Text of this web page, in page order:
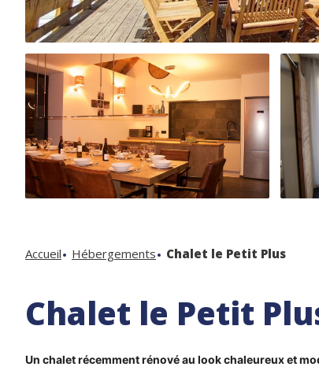
Accueil Hébergements Chalet le Petit Plus
Chalet le Petit
Un chalet récemment rénové au look chaleureux et